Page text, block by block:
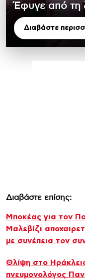
Έφυγε από τη
Διαβάστε
Διαβάστε επίσης:
Μποκέας για τον
Μαλεβίζι
με συνέπεια τον
Θλίψη στο
πνευμονολόγος